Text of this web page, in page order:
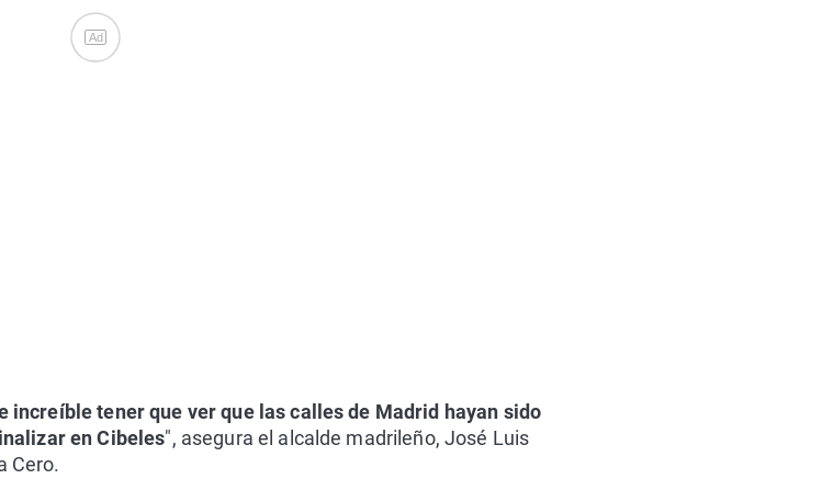
Ad
increíble tener que ver que las calles de Madrid hayan sido
en Cibeles", asegura el alcalde madrileño, José Luis
Cero.